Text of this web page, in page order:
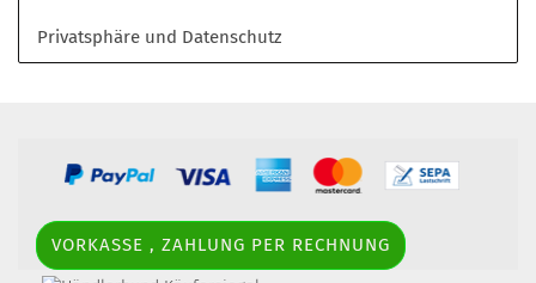
Privatsphäre und Datenschutz
VORKASSE , ZAHLUNG PER RECHNUNG